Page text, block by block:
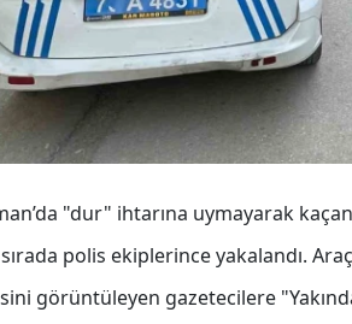
"dur" ihtarına uymayarak
polis ekiplerince yakalandı.
görüntüleyen gazetecilere